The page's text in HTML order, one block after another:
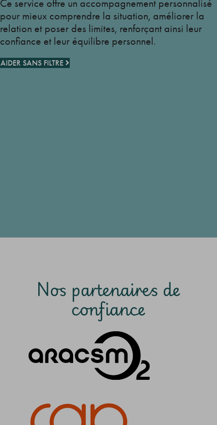
Ce service offre un accompagnement personnalisé
pour mieux comprendre la situation, améliorer la
relation et poser des limites, renforçant ainsi leur
confiance et leur équilibre personnel.
AIDER SANS FILTRE
Nos partenaires de
confiance